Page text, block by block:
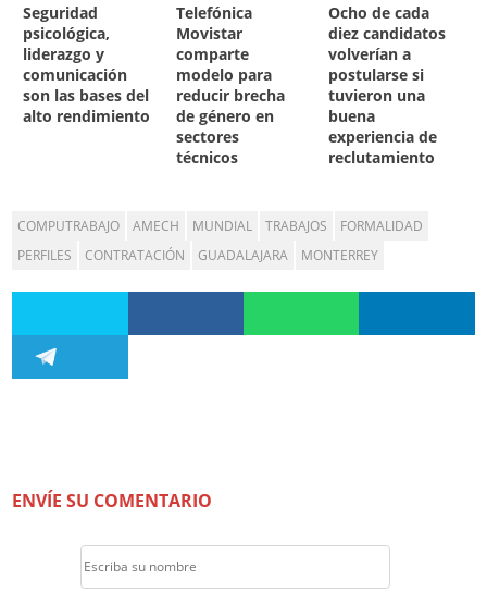
Seguridad
psicológica,
liderazgo y
comunicación
son las bases del
alto rendimiento
Telefónica
Movistar
comparte
modelo para
reducir brecha
de género en
sectores
técnicos
Ocho de cada
diez candidatos
volverían a
postularse si
tuvieron una
buena
experiencia de
reclutamiento
COMPUTRABAJO AMECH MUNDIAL TRABAJOS
FORMALIDAD
PERFILES
CONTRATACIÓN GUADALAJARA MONTERREY
ENVÍE SU COMENTARIO